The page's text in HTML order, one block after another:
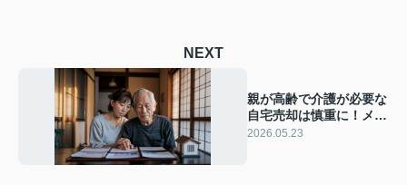
NEXT
親が高齢で介護が必要な
自宅売却は慎重に！メリ
ットとデメリットを知り
2026.05.23